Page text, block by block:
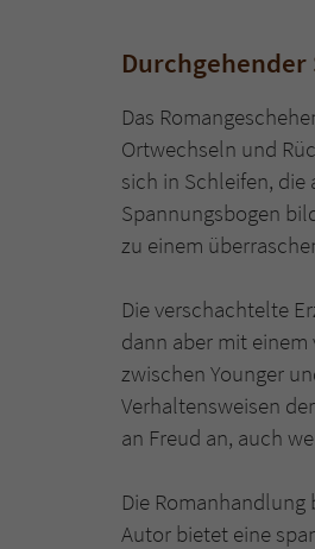
Das
Ortwechseln und
sich in Schleifen,
Spannungsbogen
zu einem
Die verschachtelte
dann aber mit
zwischen Younger
Verhaltensweisen
an Freud an, auch
Die
Autor bietet eine